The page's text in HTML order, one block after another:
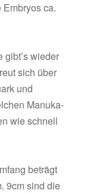
ca.
wieder
sich über
und
Manuka-
wie schnell
beträgt
9cm sind die